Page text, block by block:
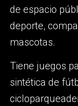
de espacio
deporte,
mascotas.
Tiene juegos
sintética de